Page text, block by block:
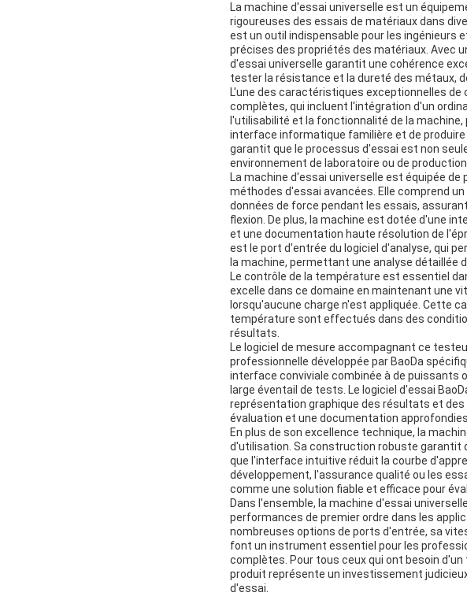
La machine d'essai universelle est un
rigoureuses des essais de matériaux dans
est un outil indispensable pour les ingénieurs
précises des propriétés des matériaux. Avec
d'essai universelle garantit une cohérence
tester la résistance et la dureté des métaux,
L'une des caractéristiques exceptionnelles
complètes, qui incluent l'intégration d'un
l'utilisabilité et la fonctionnalité de la
interface informatique familière et de
garantit que le processus d'essai est non
environnement de laboratoire ou de
La machine d'essai universelle est équipée
méthodes d'essai avancées. Elle comprend
données de force pendant les essais,
flexion. De plus, la machine est dotée d'une
et une documentation haute résolution de
est le port d'entrée du logiciel d'analyse, qui
la machine, permettant une analyse détaillée
Le contrôle de la température est essentiel
excelle dans ce domaine en maintenant une
lorsqu'aucune charge n'est appliquée. Cette
température sont effectués dans des
résultats.
Le logiciel de mesure accompagnant ce
professionnelle développée par BaoDa
interface conviviale combinée à de
large éventail de tests. Le logiciel d'essai
représentation graphique des résultats et
évaluation et une documentation
En plus de son excellence technique, la
d'utilisation. Sa construction robuste garantit
que l'interface intuitive réduit la courbe
développement, l'assurance qualité ou les
comme une solution fiable et efficace pour
Dans l'ensemble, la machine d'essai
performances de premier ordre dans les
nombreuses options de ports d'entrée, sa
font un instrument essentiel pour les
complètes. Pour tous ceux qui ont besoin
produit représente un investissement
d'essai.